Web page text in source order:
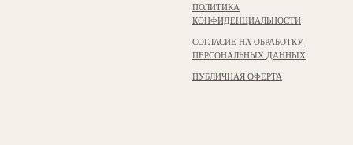
ПОЛИТИКА
КОНФИДЕНЦИАЛЬНОСТИ
СОГЛАСИЕ НА ОБРАБОТКУ
ПЕРСОНАЛЬНЫХ ДАННЫХ
ПУБЛИЧНАЯ ОФЕРТА